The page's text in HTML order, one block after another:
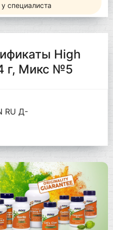
специалиста
High
г, Микс №5
RU Д-